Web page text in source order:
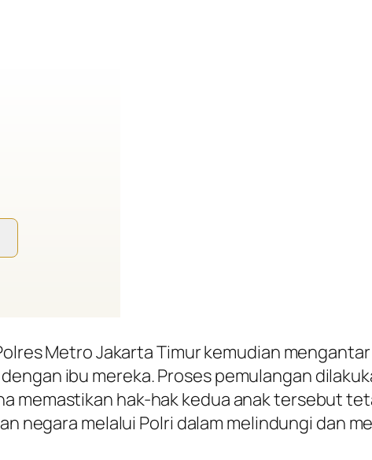
Metro Jakarta Timur kemudian
ibu mereka. Proses pemulangan
memastikan hak-hak kedua anak tersebut
negara melalui Polri dalam melindungi dan